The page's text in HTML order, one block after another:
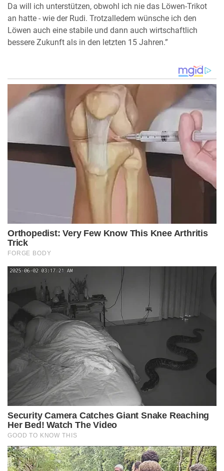
Da will ich unterstützen, obwohl ich nie das Löwen-Trikot
an hatte - wie der Rudi. Trotzalledem wünsche ich den
Löwen auch eine stabile und dann auch wirtschaftlich
bessere Zukunft als in den letzten 15 Jahren.”